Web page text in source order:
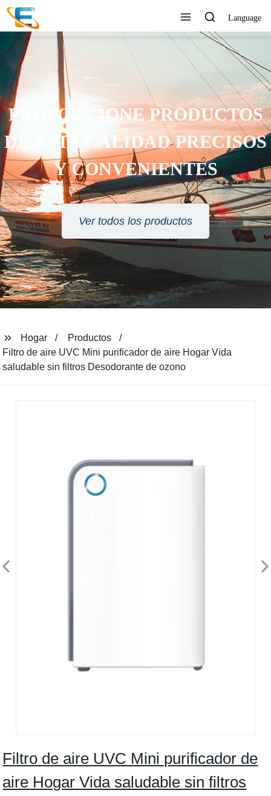
Language
PROPORCIONE PRODUCTOS
DE ALTA CALIDAD PRECISOS
Y CONVENIENTES
Ver todos los productos
Hogar
Productos
Filtro de aire UVC Mini purificador de aire Hogar Vida
saludable sin filtros Desodorante de ozono
Filtro de aire UVC Mini purificador de
aire Hogar Vida saludable sin filtros